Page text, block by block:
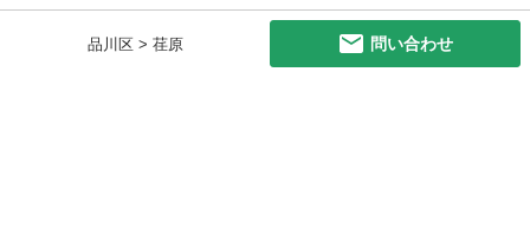
品川区 > 荏原 問い合わせ